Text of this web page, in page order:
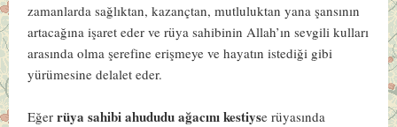
zamanlarda sağlıktan, kazançtan, mutluluktan yana şansının
artacağına işaret eder ve rüya sahibinin Allah’ın sevgili kulları
arasında olma şerefine erişmeye ve hayatın istediği gibi
yürümesine delalet eder.
Eğer rüya sahibi ahududu ağacını kestiyse rüyasında